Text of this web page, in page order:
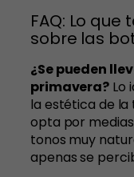
FAQ: Lo
sobre las
¿Se pueden
primavera? Lo
la estética de la
opta por
tonos muy
apenas se